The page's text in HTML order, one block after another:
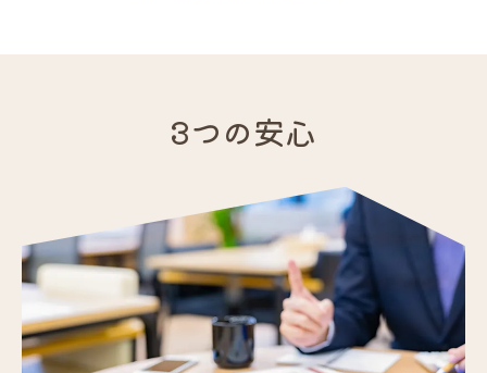
3つの安心